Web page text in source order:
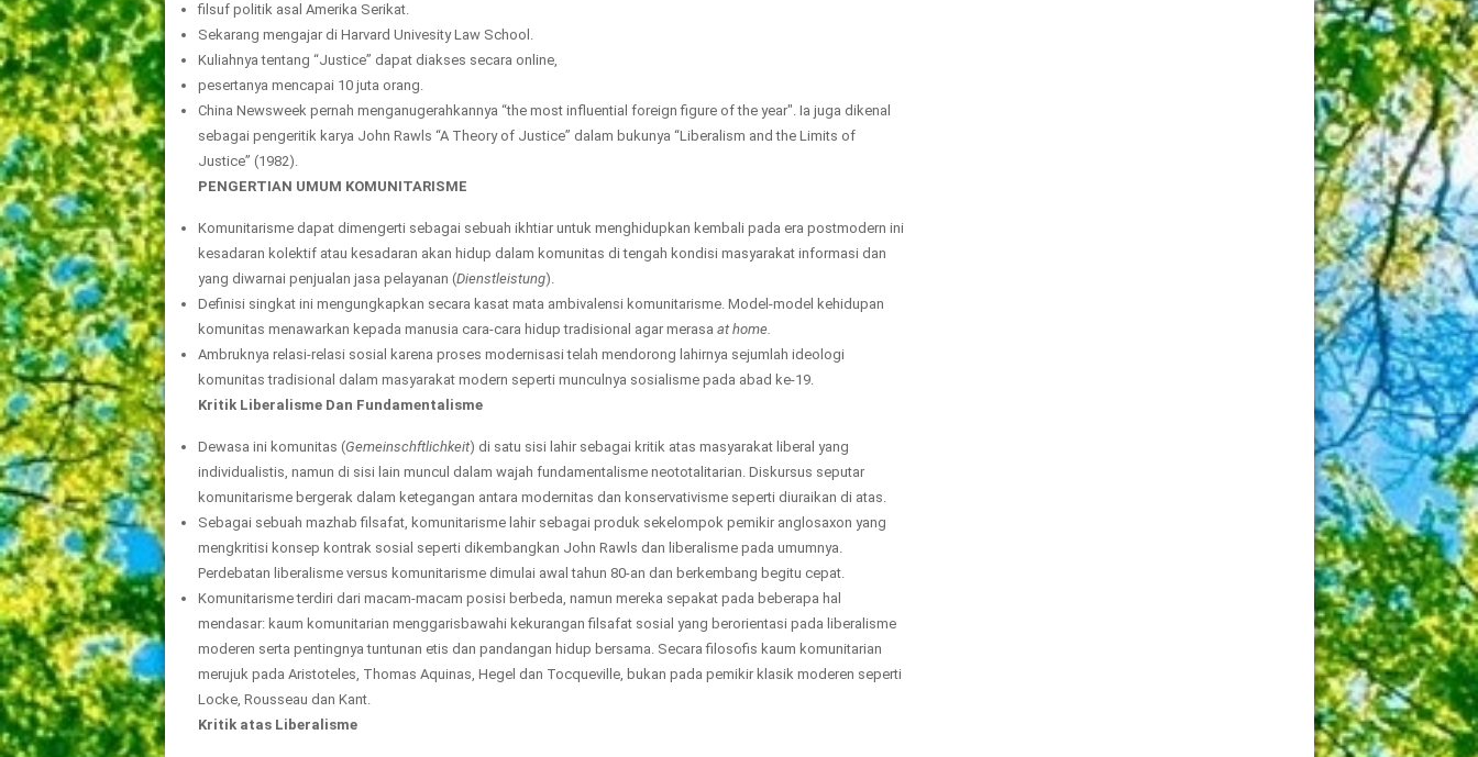
filsuf politik asal Amerika Serikat.
Sekarang mengajar di Harvard Univesity Law School.
Kuliahnya tentang “Justice” dapat diakses secara online,
pesertanya mencapai 10 juta orang.
China Newsweek pernah menganugerahkannya “the most influential foreign figure of the year". Ia juga dikenal
sebagai pengeritik karya John Rawls “A Theory of Justice” dalam bukunya “Liberalism and the Limits of
Justice” (1982).
PENGERTIAN UMUM KOMUNITARISME
Komunitarisme dapat dimengerti sebagai sebuah ikhtiar untuk menghidupkan kembali pada era postmodern ini
kesadaran kolektif atau kesadaran akan hidup dalam komunitas di tengah kondisi masyarakat informasi dan
yang diwarnai penjualan jasa pelayanan (Dienstleistung).
Definisi singkat ini mengungkapkan secara kasat mata ambivalensi komunitarisme. Model-model kehidupan
komunitas menawarkan kepada manusia cara-cara hidup tradisional agar merasa at home.
Ambruknya relasi-relasi sosial karena proses modernisasi telah mendorong lahirnya sejumlah ideologi
komunitas tradisional dalam masyarakat modern seperti munculnya sosialisme pada abad ke-19.
Kritik Liberalisme Dan Fundamentalisme
Dewasa ini komunitas (Gemeinschftlichkeit) di satu sisi lahir sebagai kritik atas masyarakat liberal yang
individualistis, namun di sisi lain muncul dalam wajah fundamentalisme neototalitarian. Diskursus seputar
komunitarisme bergerak dalam ketegangan antara modernitas dan konservativisme seperti diuraikan di atas.
Sebagai sebuah mazhab filsafat, komunitarisme lahir sebagai produk sekelompok pemikir anglosaxon yang
mengkritisi konsep kontrak sosial seperti dikembangkan John Rawls dan liberalisme pada umumnya.
Perdebatan liberalisme versus komunitarisme dimulai awal tahun 80-an dan berkembang begitu cepat.
Komunitarisme terdiri dari macam-macam posisi berbeda, namun mereka sepakat pada beberapa hal
mendasar: kaum komunitarian menggarisbawahi kekurangan filsafat sosial yang berorientasi pada liberalisme
moderen serta pentingnya tuntunan etis dan pandangan hidup bersama. Secara filosofis kaum komunitarian
merujuk pada Aristoteles, Thomas Aquinas, Hegel dan Tocqueville, bukan pada pemikir klasik moderen seperti
Locke, Rousseau dan Kant.
Kritik atas Liberalisme